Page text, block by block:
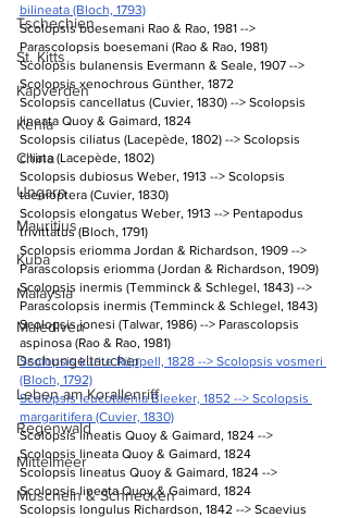
Tschechien
St. Kitts
Kapverden
Kenia
China
Ungarn
Mauritius
Kuba
Malaysia
Malediven
Dschungeltaucher
Leben am Korallenriff
Regenwald
Mittelmeer
Muscheln & Schnecken
bilineata (Bloch, 1793)
Scolopsis boesemani Rao & Rao, 1981 -->
Parascolopsis boesemani (Rao & Rao, 1981)
Scolopsis bulanensis Evermann & Seale, 1907 -->
Scolopsis xenochrous Günther, 1872
Scolopsis cancellatus (Cuvier, 1830) --> Scolopsis
lineata Quoy & Gaimard, 1824
Scolopsis ciliatus (Lacepède, 1802) --> Scolopsis
ciliata (Lacepède, 1802)
Scolopsis dubiosus Weber, 1913 --> Scolopsis
taenioptera (Cuvier, 1830)
Scolopsis elongatus Weber, 1913 --> Pentapodus
trivittatus (Bloch, 1791)
Scolopsis eriomma Jordan & Richardson, 1909 -->
Parascolopsis eriomma (Jordan & Richardson, 1909)
Scolopsis inermis (Temminck & Schlegel, 1843) -->
Parascolopsis inermis (Temminck & Schlegel, 1843)
Scolopsis jonesi (Talwar, 1986) --> Parascolopsis
aspinosa (Rao & Rao, 1981)
Scolopsis kurite Rüppell, 1828 --> Scolopsis vosmeri
(Bloch, 1792)
Scolopsis leucotaenia Bleeker, 1852 --> Scolopsis
margaritifera (Cuvier, 1830)
Scolopsis lineatis Quoy & Gaimard, 1824 -->
Scolopsis lineata Quoy & Gaimard, 1824
Scolopsis lineatus Quoy & Gaimard, 1824 -->
Scolopsis lineata Quoy & Gaimard, 1824
Scolopsis longulus Richardson, 1842 --> Scaevius